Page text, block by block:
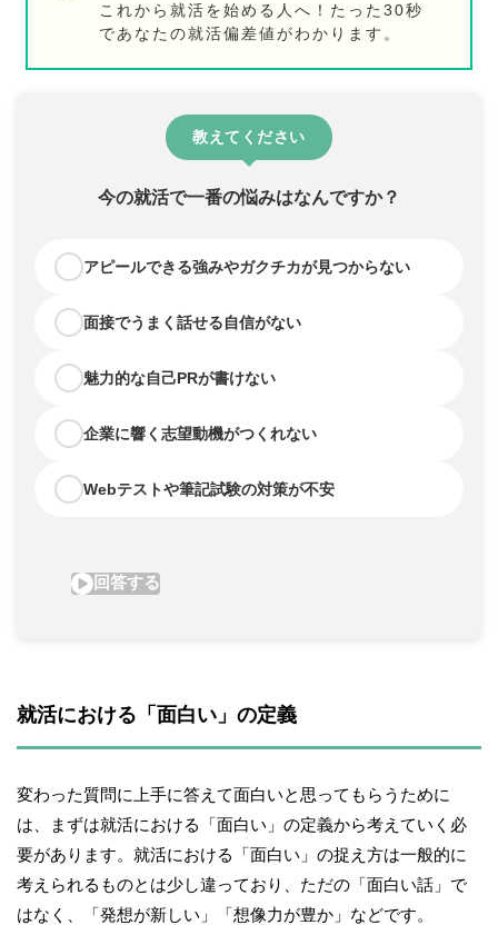
これから就活を始める人へ！たった30秒
であなたの就活偏差値がわかります。
就活における「面白い」の定義
変わった質問に上手に答えて面白いと思ってもらうために
は、まずは就活における「面白い」の定義から考えていく必
要があります。就活における「面白い」の捉え方は一般的に
考えられるものとは少し違っており、ただの「面白い話」で
はなく、「発想が新しい」「想像力が豊か」などです。